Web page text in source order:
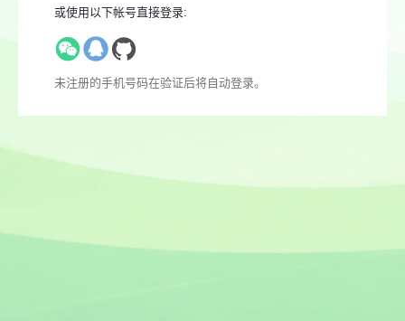
或使用以下帐号直接登录:
未注册的手机号码在验证后将自动登录。